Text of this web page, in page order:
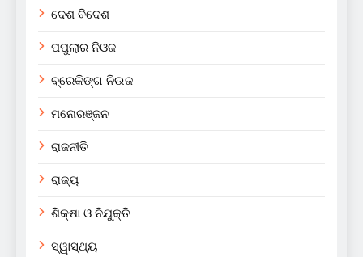
ଦେଶ ବିଦେଶ
ପପୁଲାର ନିଓଜ
ବ୍ରେକିଙ୍ଗ ନିଉଜ
ମନୋରଞ୍ଜନ
ରାଜନୀତି
ରାଜ୍ୟ
ଶିକ୍ଷା ଓ ନିଯୁକ୍ତି
ସ୍ୱାସ୍ଥ୍ୟ